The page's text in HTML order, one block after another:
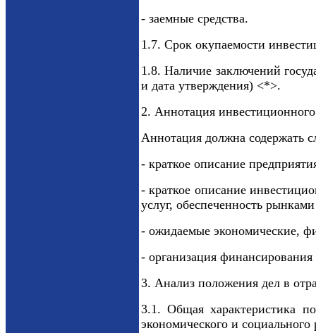
- заемные средства.
1.7. Срок окупаемости
1.8. Наличие заключений
и дата утверждения) <*>.
2. Аннотация
Аннотация должна
- краткое описание
- краткое описание
услуг, обеспеченность
- ожидаемые экономические,
- организация
3. Анализ положения дел в
3.1. Общая характеристика
экономического и социального